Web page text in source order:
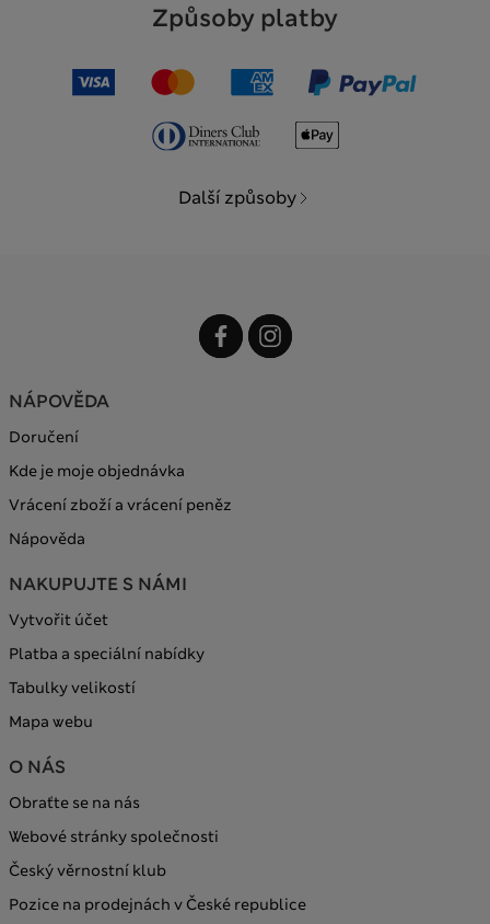
Způsoby platby
Další způsoby
NÁPOVĚDA
Doručení
Kde je moje objednávka
Vrácení zboží a vrácení peněz
Nápověda
NAKUPUJTE S NÁMI
Vytvořit účet
Platba a speciální nabídky
Tabulky velikostí
Mapa webu
O NÁS
Obraťte se na nás
Webové stránky společnosti
Český věrnostní klub
Pozice na prodejnách v České republice